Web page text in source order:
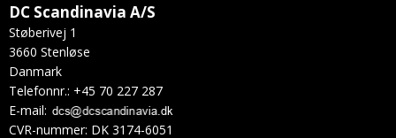
DC Scandinavia A/S
Støberivej 1
3660 Stenløse
Danmark
Telefonnr.: +45 70 227 287
E-mail:
CVR-nummer: DK 3174-6051